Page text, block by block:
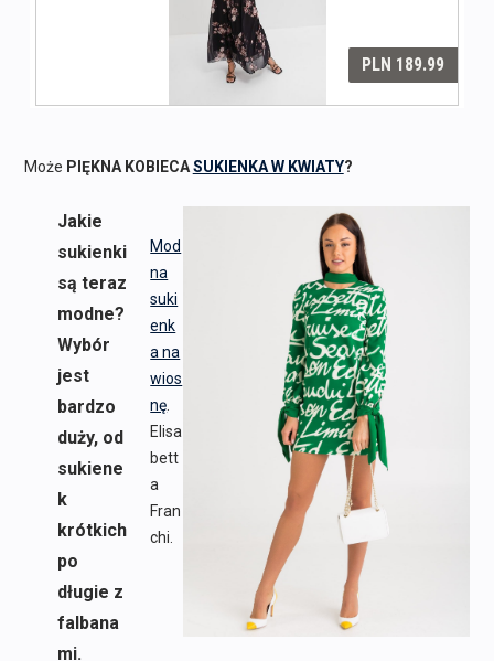
Może PIĘKNA KOBIECASUKIENKA W KWIATY?
Mod
na
suki
enk
a na
wios
nę
Elisa
bett
a
Fran
chi.
Jakie
sukienki
są teraz
modne?
Wybór
jest
bardzo
duży, od
sukiene
k
krótkich
po
długie z
falbana
mi.